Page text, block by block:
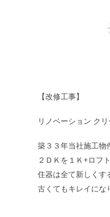
【改修工事】
リノベーション ク
築３３年当社施工物
２ＤＫを１Ｋ+ロフ
住器は全て新しくす
古くてもキレイにな